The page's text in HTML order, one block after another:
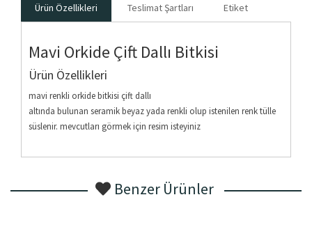
Ürün Özellikleri Teslimat Şartları Etiket
Mavi Orkide Çift Dallı Bitkisi
Ürün Özellikleri
mavi renkli orkide bitkisi çift dallı
altında bulunan seramik beyaz yada renkli olup istenilen renk tülle
süslenir. mevcutları görmek için resim isteyiniz
Benzer Ürünler